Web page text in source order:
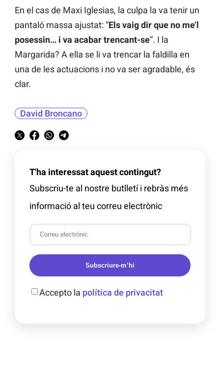
En el cas de Maxi Iglesias, la culpa la va tenir un
pantaló massa ajustat: “Els vaig dir que no me’l
posessin… i va acabar trencant-se“. I la
Margarida? A ella se li va trencar la faldilla en
una de les actuacions i no va ser agradable, és
clar.
David Broncano
T'ha interessat aquest contingut?
Subscriu-te al nostre butlletí i rebràs més
informació al teu correu electrònic
Subscriure-m’hi
Accepto la política de privacitat